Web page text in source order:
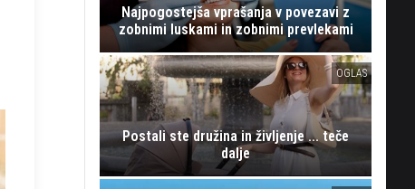
Najpogostejša vprašanja v povezavi z
zobnimi luskami in zobnimi prevlekami
OGLAS
Postali ste družina in življenje ... teče
dalje